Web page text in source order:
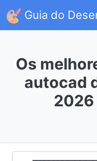
Guia do
Os
autocad
2026